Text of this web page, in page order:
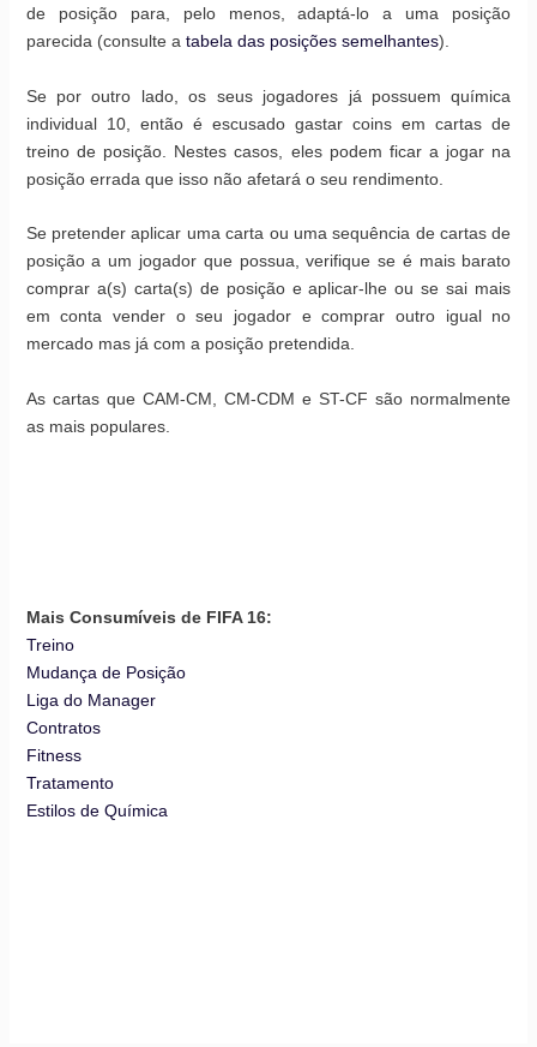
de posição para, pelo menos, adaptá-lo a uma posição
parecida (consulte a tabela das posições semelhantes).
Se por outro lado, os seus jogadores já possuem química
individual 10, então é escusado gastar coins em cartas de
treino de posição. Nestes casos, eles podem ficar a jogar na
posição errada que isso não afetará o seu rendimento.
Se pretender aplicar uma carta ou uma sequência de cartas de
posição a um jogador que possua, verifique se é mais barato
comprar a(s) carta(s) de posição e aplicar-lhe ou se sai mais
em conta vender o seu jogador e comprar outro igual no
mercado mas já com a posição pretendida.
As cartas que CAM-CM, CM-CDM e ST-CF são normalmente
as mais populares.
Mais Consumíveis de FIFA 16:
Treino
Mudança de Posição
Liga do Manager
Contratos
Fitness
Tratamento
Estilos de Química